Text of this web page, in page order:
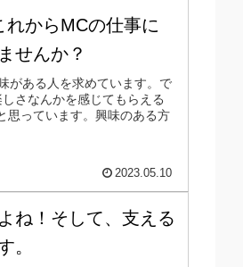
からMCの仕事に
せんか？
がある人を求めています。で
さなんかを感じてもらえる
思っています。興味のある方
2023.05.10
ね！そして、支える
。